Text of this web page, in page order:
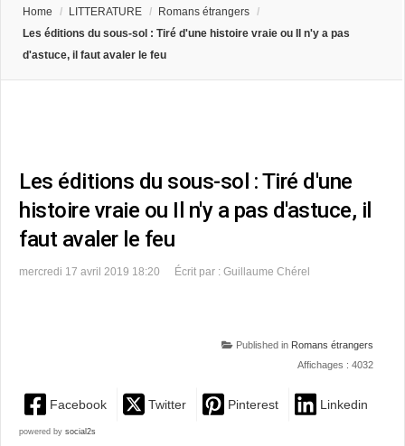
Home / LITTERATURE / Romans étrangers /
Les éditions du sous-sol : Tiré d'une histoire vraie ou Il n'y a pas
d'astuce, il faut avaler le feu
Les éditions du sous-sol : Tiré d'une
histoire vraie ou Il n'y a pas d'astuce, il
faut avaler le feu
mercredi 17 avril 2019 18:20 Écrit par : Guillaume Chérel
Published in Romans étrangers
Affichages : 4032
Facebook Twitter Pinterest Linkedin
powered by social2s